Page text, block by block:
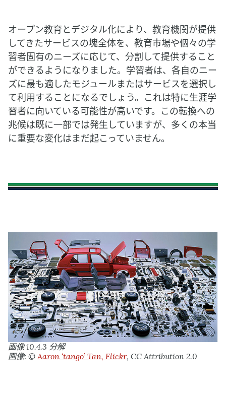
オープン教育とデジタル化により、教育機関が提供
してきたサービスの塊全体を、教育市場や個々の学
習者固有のニーズに応じて、分割して提供すること
ができるようになりました。学習者は、各自のニー
ズに最も適したモジュールまたはサービスを選択し
て利用することになるでしょう。これは特に生涯学
習者に向いている可能性が高いです。この転換への
兆候は既に一部では発生していますが、多くの本当
に重要な変化はまだ起こっていません。
画像 10.4.3 分解
画像: © Aaron ‘tango’ Tan, Flickr, CC Attribution 2.0